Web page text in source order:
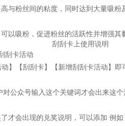
与粉丝间的粘度，同时达到大量吸粉
以吸粉，促进粉丝的活跃性并增强其
刮刮卡上使用说明
刮卡活动
【刮刮卡】【新增刮刮卡活动】即
众号输入这个关键词才会出来这个
会出现的兑奖说明，可以添加 例